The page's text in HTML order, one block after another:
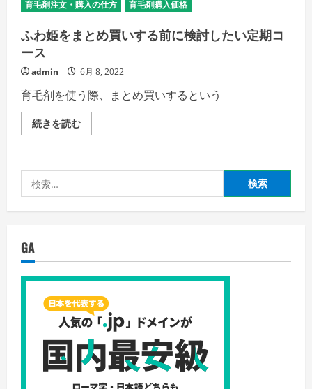
お
す
め？
の
細
を
覧
く
だ
さ
い
入
る
と
使
え
る
ク
ー
ポ
コ
は
の
覧
く
だ
さ
い
育毛剤注文・購入の仕方
育毛剤購入価格
ふわ姫をまとめ買いする前に検討したい定期コ
ース
admin 6月 8, 2022
育毛剤を使う際、まとめ買いするという
続きを読むふ
わ
と
い
す
討
た
定
期
コ
ー
ス
の
詳
細
索:
GA